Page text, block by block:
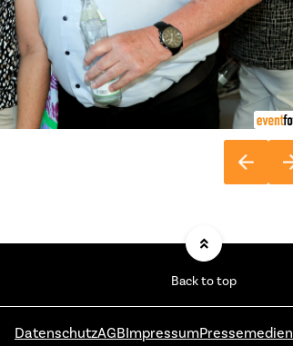
Back to top
DatenschutzAGBImpressumPressemedien